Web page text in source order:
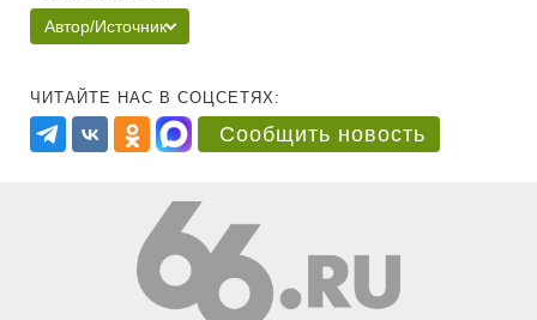
Автор/Источник
ЧИТАЙТЕ НАС В СОЦСЕТЯХ:
Сообщить новость